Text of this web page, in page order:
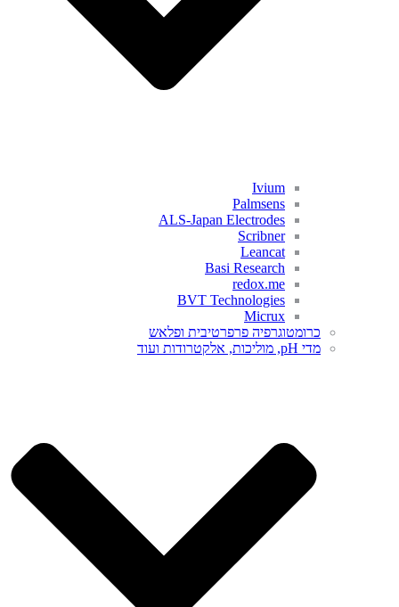
Ivium
Palmsens
ALS-Japan Electrodes
Scribner
Leancat
Basi Research
redox.me
BVT Technologies
Micrux
כרומטוגרפיה פרפרטיבית ופלאש
מדי pH, מוליכות, אלקטרודות ועוד